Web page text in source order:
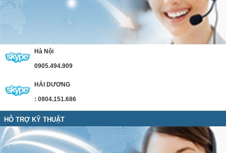
Hà Nội
0905.494.909
HẢI DƯƠNG
: 0904.151.686
HỖ TRỢ KỸ THUẬT